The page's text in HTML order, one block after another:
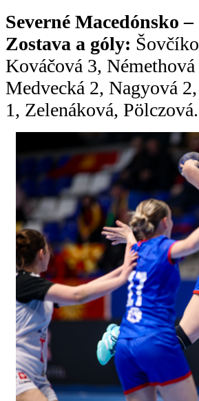
Severné Macedónsko
Zostava a góly:
Kováčová 3,
Medvecká 2, Nagyová
1, Zelenáková, Pölczová.